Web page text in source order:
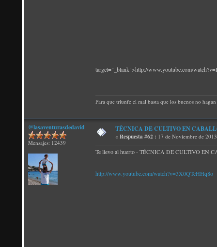
target="_blank">http://www.youtube.com/
Para que triunfe el mal basta que los buenos no
@lasaventurasdedavid
Mensajes: 12439
TÉCNICA DE CULTIVO EN
« Respuesta #62 : 17 de Noviembre de
Te llevo al huerto - TÉCNICA DE CULTIVO EN
http://www.youtube.com/watch?v=3X0QTcHHq8o